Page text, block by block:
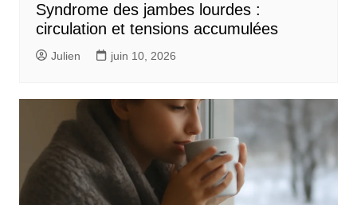
Syndrome des jambes lourdes :
circulation et tensions accumulées
Julien juin 10, 2026